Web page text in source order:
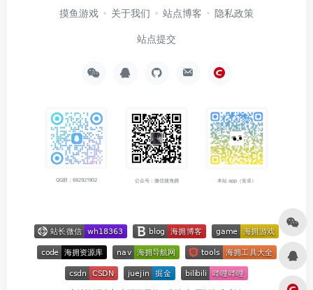
摸鱼游戏 关于我们 站点博客 隐私政策
站点提交
QQ群：682921902 公众号：微信搜海拥 本站 app（安卓）